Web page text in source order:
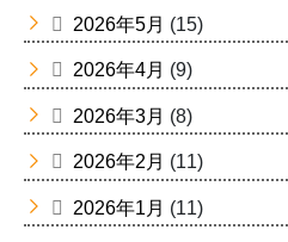
2026年5月 (15)
2026年4月 (9)
2026年3月 (8)
2026年2月 (11)
2026年1月 (11)